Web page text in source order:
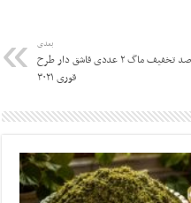
بعدی
۴۰درصد تخفیف ماگ ۲ عددی قاشق دار طرح
قوری ۳۰۲۱